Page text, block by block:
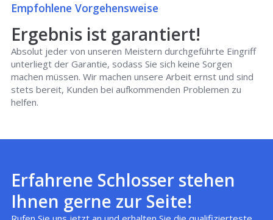
Empfohlene Vorgehensweise
Ergebnis ist garantiert!
Absolut jeder von unseren Meistern durchgeführte Eingriff
unterliegt der Garantie, sodass Sie sich keine Sorgen
machen müssen. Wir machen unsere Arbeit ernst und sind
stets bereit, Kunden bei aufkommenden Problemen zu
helfen.
Erfahrene Schlosser stehen
Ihnen gerne zur Seite!